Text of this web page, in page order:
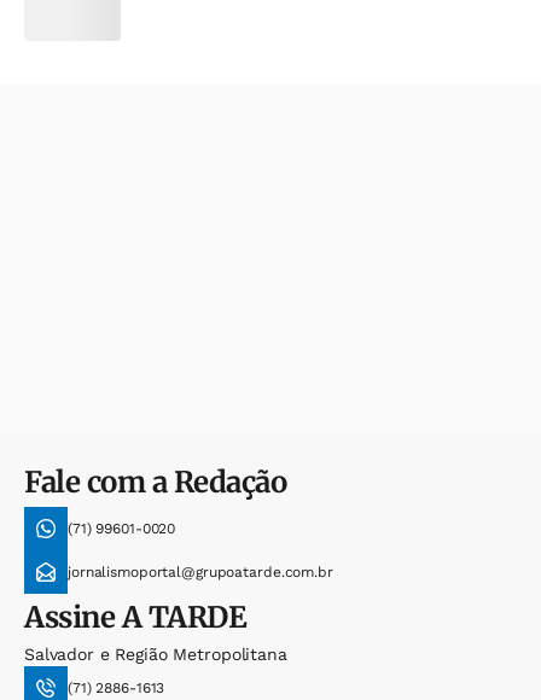
Fale com a Redação
(71) 99601-0020
jornalismoportal@grupoatarde.com.br
AssineA TARDE
Salvador e Região Metropolitana
(71) 2886-1613